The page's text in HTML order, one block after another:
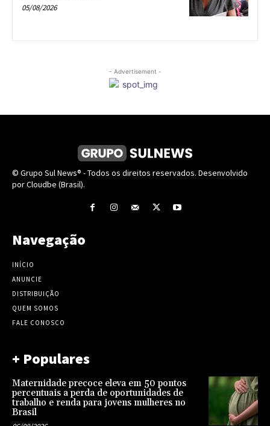
05/08/2026
- Advertisement -
© Grupo Sul News® - Todos os direitos reservados. Desenvolvido
por Cloudbe (Brasil).
Navegação
INÍCIO
ANUNCIE
DISTRIBUIÇÃO
QUEM SOMOS
FALE CONOSCO
+ Populares
Maternidade precoce eleva em 50 pontos
percentuais a perda de oportunidades de
trabalho e renda para jovens mulheres no
Brasil